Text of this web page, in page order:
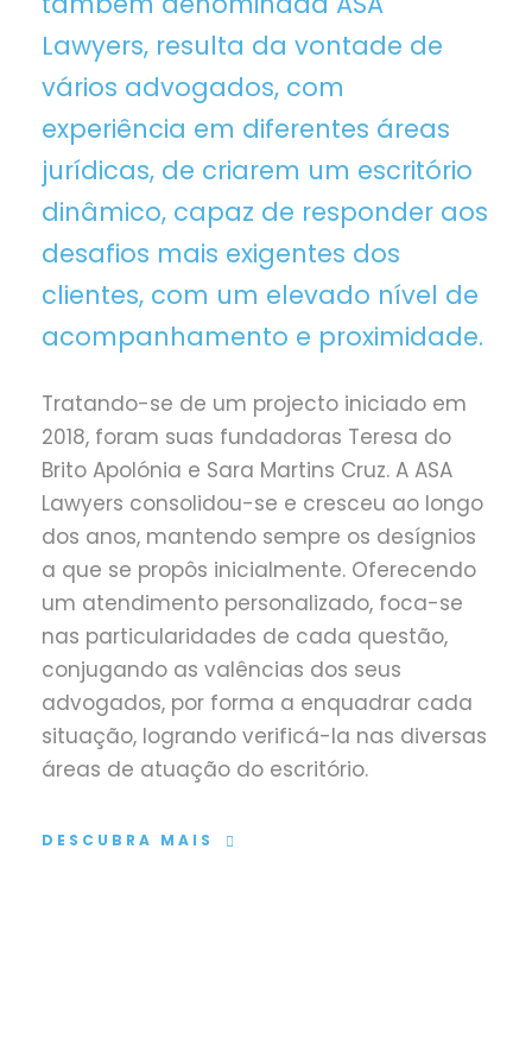
Lawyers, resulta da vontade de
vários advogados, com
experiência em diferentes áreas
jurídicas, de criarem um escritório
dinâmico, capaz de responder aos
desafios mais exigentes dos
clientes, com um elevado nível de
acompanhamento e proximidade.
Tratando-se de um projecto iniciado em
2018, foram suas fundadoras Teresa do
Brito Apolónia e Sara Martins Cruz. A ASA
Lawyers consolidou-se e cresceu ao longo
dos anos, mantendo sempre os desígnios
a que se propôs inicialmente. Oferecendo
um atendimento personalizado, foca-se
nas particularidades de cada questão,
conjugando as valências dos seus
advogados, por forma a enquadrar cada
situação, logrando verificá-la nas diversas
áreas de atuação do escritório.
DESCUBRA MAIS